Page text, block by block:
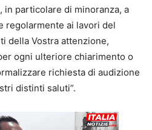
particolare di minoranza, a
regolarmente ai lavori del
della Vostra attenzione,
ogni ulteriore chiarimento o
richiesta di audizione
distinti saluti”.